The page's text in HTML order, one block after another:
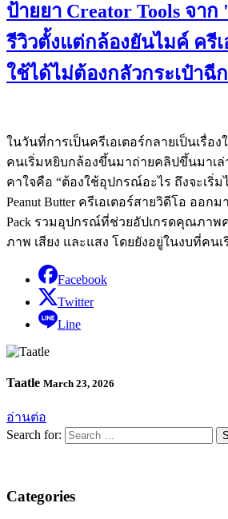
ป้ายยา Creator Tools จาก
รีวิวตั้งแต่กล้องยันไมค์ ครี
ใช้ได้ไม่ต้องกลัวกระเป๋าฉี
ในวันที่การเป็นครีเอเตอร์กลายเป็นเรื่อ
คนเริ่มหยิบกล้องขึ้นมาถ่ายคลิปขึ้นมาเล่
คาใจคือ “ต้องใช้อุปกรณ์อะไร ถึงจะเริ่ม
Peanut Butter ครีเอเตอร์สายวิดีโอ ออกม
Pack รวมอุปกรณ์ที่ช่วยอัปเกรดคุณภาพ
ภาพ เสียง และแสง โดยยังอยู่ในงบที่คน
Facebook
Twitter
Line
Taatle March 23, 2026
อ่านต่อ
Search for:
Categories